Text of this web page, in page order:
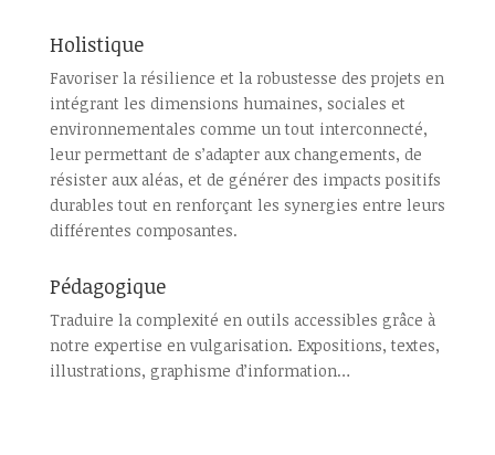
Holistique
Favoriser la résilience et la robustesse des projets en
intégrant les dimensions humaines, sociales et
environnementales comme un tout interconnecté,
leur permettant de s’adapter aux changements, de
résister aux aléas, et de générer des impacts positifs
durables tout en renforçant les synergies entre leurs
différentes composantes.
Pédagogique
Traduire la complexité en outils accessibles grâce à
notre expertise en vulgarisation. Expositions, textes,
illustrations, graphisme d’information…